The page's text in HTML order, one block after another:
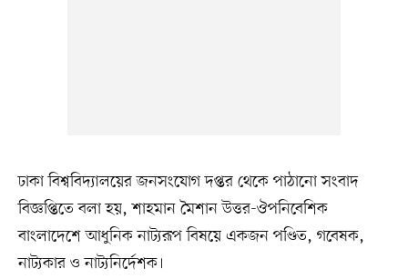
ঢাকা বিশ্ববিদ্যালয়ের জনসংযোগ দপ্তর থেকে পাঠানো সংবাদ
বিজ্ঞপ্তিতে বলা হয়, শাহমান মৈশান উত্তর-ঔপনিবেশিক
বাংলাদেশে আধুনিক নাট্যরূপ বিষয়ে একজন পণ্ডিত, গবেষক,
নাট্যকার ও নাট্যনির্দেশক।